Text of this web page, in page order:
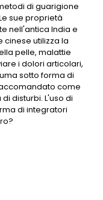
di guarigione
sue proprietà
nell'antica India e
cinese utilizza la
pelle, malattie
i dolori articolari,
sotto forma di
come
disturbi. L'uso di
di integratori